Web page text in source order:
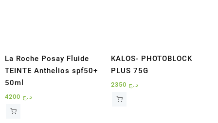
La Roche Posay Fluide
TEINTE Anthelios spf50+
50ml
د.ج
KALOS- PHOTOBLOCK
PLUS 75G
د.ج